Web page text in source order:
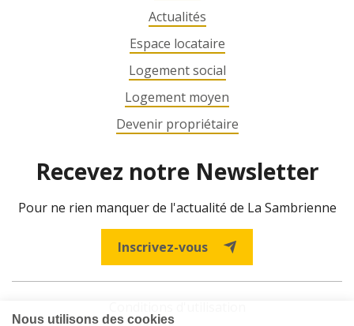
Actualités
Espace locataire
Logement social
Logement moyen
Devenir propriétaire
Recevez notre Newsletter
Pour ne rien manquer de l'actualité de La Sambrienne
Inscrivez-vous